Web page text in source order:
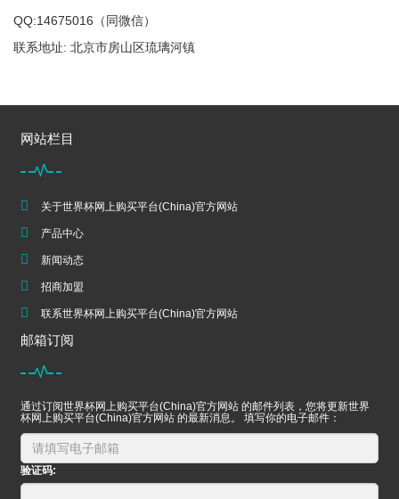
QQ:14675016（同微信）
联系地址: 北京市房山区琉璃河镇
网站栏目
关于世界杯网上购买平台(China)官方网站
产品中心
新闻动态
招商加盟
联系世界杯网上购买平台(China)官方网站
邮箱订阅
通过订阅世界杯网上购买平台(China)官方网站 的邮件列表，您将更新世界
杯网上购买平台(China)官方网站 的最新消息。 填写你的电子邮件：
验证码: